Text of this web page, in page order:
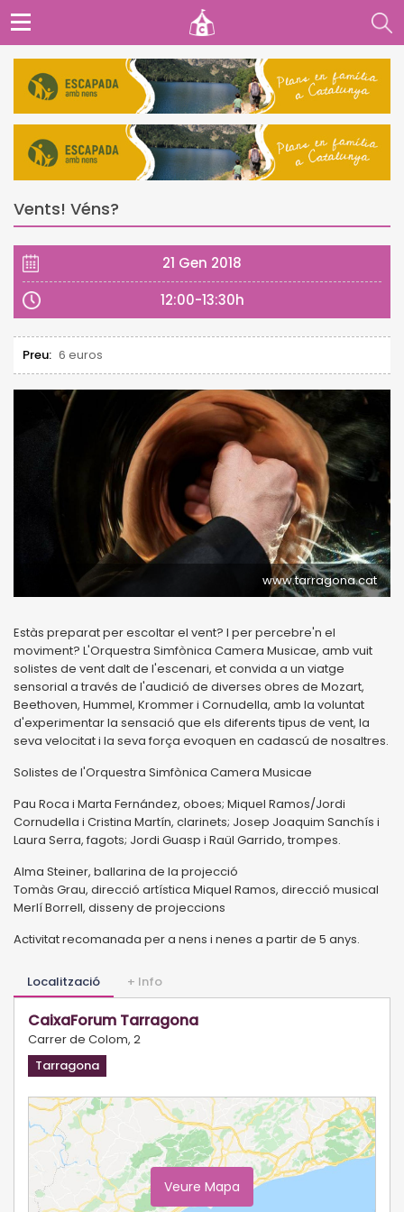
Vents! Véns?
21 Gen 2018
12:00-13:30h
Preu: 6 euros
www.tarragona.cat
Estàs preparat per escoltar el vent? I per percebre'n el
moviment? L'Orquestra Simfònica Camera Musicae, amb vuit
solistes de vent dalt de l'escenari, et convida a un viatge
sensorial a través de l'audició de diverses obres de Mozart,
Beethoven, Hummel, Krommer i Cornudella, amb la voluntat
d'experimentar la sensació que els diferents tipus de vent, la
seva velocitat i la seva força evoquen en cadascú de nosaltres.
Solistes de l'Orquestra Simfònica Camera Musicae
Pau Roca i Marta Fernández, oboes; Miquel Ramos/Jordi
Cornudella i Cristina Martín, clarinets; Josep Joaquim Sanchís i
Laura Serra, fagots; Jordi Guasp i Raül Garrido, trompes.
Alma Steiner, ballarina de la projecció
Tomàs Grau, direcció artística Miquel Ramos, direcció musical
Merlí Borrell, disseny de projeccions
Activitat recomanada per a nens i nenes a partir de 5 anys.
Localització + Info
CaixaForum Tarragona
Carrer de Colom, 2
Tarragona
Veure Mapa